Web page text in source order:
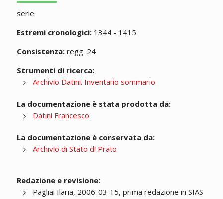
serie
Estremi cronologici:1344 - 1415
Consistenza:regg. 24
Strumenti di ricerca:
Archivio Datini. Inventario sommario
La documentazione è stata prodotta da:
Datini Francesco
La documentazione è conservata da:
Archivio di Stato di Prato
Redazione e revisione:
Pagliai Ilaria, 2006-03-15, prima redazione in SIAS